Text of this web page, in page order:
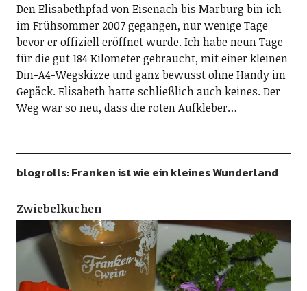
Den Elisabethpfad von Eisenach bis Marburg bin ich
im Frühsommer 2007 gegangen, nur wenige Tage
bevor er offiziell eröffnet wurde. Ich habe neun Tage
für die gut 184 Kilometer gebraucht, mit einer kleinen
Din-A4-Wegskizze und ganz bewusst ohne Handy im
Gepäck. Elisabeth hatte schließlich auch keines. Der
Weg war so neu, dass die roten Aufkleber…
blogrolls: Franken ist wie ein kleines Wunderland
Zwiebelkuchen